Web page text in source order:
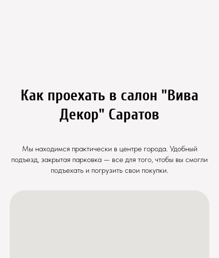
Как проехать в салон "Вива
Декор" Саратов
Мы находимся практически в центре города. Удобный
подъезд, закрытая парковка — все для того, чтобы вы смогли
подъехать и погрузить свои покупки.